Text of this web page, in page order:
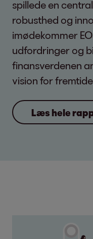
spillede en
robusthed og
imødekommer
udfordringer og
finansverdenen
vision for
Læs hele